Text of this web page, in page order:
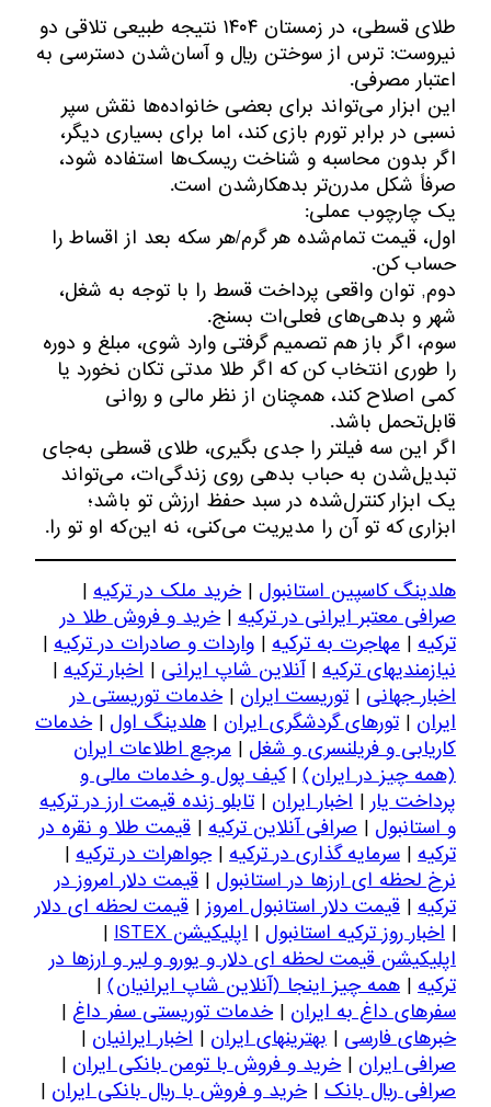
طلای قسطی، در زمستان ۱۴۰۴ نتیجه طبیعی تلاقی دو
نیروست: ترس از سوختن ریال و آسان‌شدن دسترسی به
اعتبار مصرفی.
این ابزار می‌تواند برای بعضی خانواده‌ها نقش سپر
نسبی در برابر تورم بازی کند، اما برای بسیاری دیگر،
اگر بدون محاسبه و شناخت ریسک‌ها استفاده شود،
صرفاً شکل مدرن‌تر بدهکارشدن است.
یک چارچوب عملی:
اول، قیمت تمام‌شده هر گرم/هر سکه بعد از اقساط را
حساب کن.
دوم, توان واقعی پرداخت قسط را با توجه به شغل،
شهر و بدهی‌های فعلی‌ات بسنج.
سوم، اگر باز هم تصمیم گرفتی وارد شوی، مبلغ و دوره
را طوری انتخاب کن که اگر طلا مدتی تکان نخورد یا
کمی اصلاح کند، همچنان از نظر مالی و روانی
قابل‌تحمل باشد.
اگر این سه فیلتر را جدی بگیری، طلای قسطی به‌جای
تبدیل‌شدن به حباب بدهی روی زندگی‌ات، می‌تواند
یک ابزار کنترل‌شده در سبد حفظ ارزش تو باشد؛
ابزاری که تو آن را مدیریت می‌کنی، نه این‌که او تو را.
هلدینگ کاسپین استانبول |خرید ملک در ترکیه |
صرافی معتبر ایرانی در ترکیه |خرید و فروش طلا در
ترکیه | مهاجرت به ترکیه | واردات و صادرات در ترکیه |
نیازمندیهای ترکیه |آنلاین شاپ ایرانی | اخبار ترکیه |
اخبار جهانی | توریست ایران |خدمات توریستی در
ایران | تورهای گردشگری ایران | هلدینگ اول |خدمات
کاریابی و فریلنسری و شغل | مرجع اطلاعات ایران
(همه چیز در ایران) |کیف پول و خدمات مالی و
پرداخت یار | اخبار ایران | تابلو زنده قیمت ارز در ترکیه
و استانبول | صرافی آنلاین ترکیه | قیمت طلا و نقره در
ترکیه | سرمایه گذاری در ترکیه |جواهرات در ترکیه |
نرخ لحظه ای ارزها در استانبول | قیمت دلار امروز در
ترکیه | قیمت دلار استانبول امروز | قیمت لحظه ای دلار
| اخبار روز ترکیه استانبول | اپلیکیشن ISTEX
|
اپلیکیشن قیمت لحظه ای دلار و یورو و لیر و ارزها در
ترکیه | همه چیز اینجا (آنلاین شاپ ایرانیان) |
سفرهای داغ به ایران |خدمات توریستی سفر داغ |
خبرهای فارسی | بهترینهای ایران | اخبار ایرانیان |
صرافی ایران |خرید و فروش با تومن بانکی ایران |
صرافی ریال بانک |خرید و فروش با ریال بانکی ایران |